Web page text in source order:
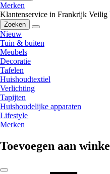
Merken
Klantenservice in Frankrijk Veilig
Zoeken
Nieuw
Tuin & buiten
Meubels
Decoratie
Tafelen
Huishoudtextiel
Verlichting
Tapijten
Huishoudelijke apparaten
Lifestyle
Merken
Toevoegen aan